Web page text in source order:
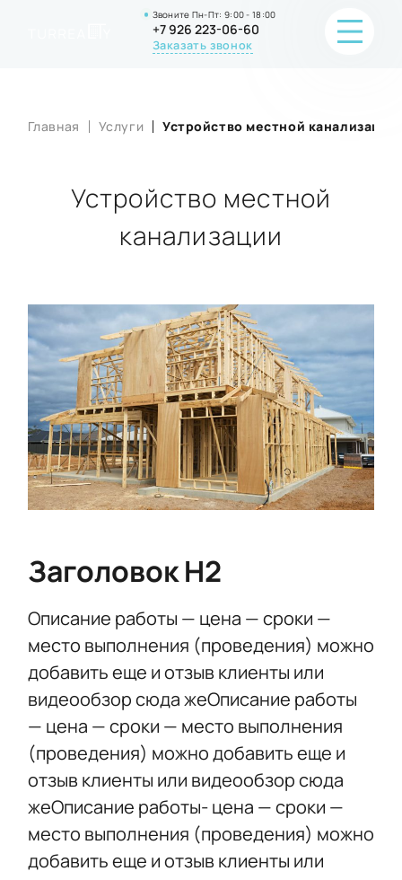
Звоните Пн-Пт: 9:00 - 18:00
+7 926 223-06-60
Заказать звонок
ПОРТФОЛИО
ОНЛАЙН-ПРОДАЖА
КОНТАКТЫ
Главная Услуги Устройство местной канализации
Устройство местной
канализации
Заголовок Н2
Описание работы — цена — сроки —
место выполнения (проведения) можно
добавить еще и отзыв клиенты или
видеообзор сюда жеОписание работы
— цена — сроки — место выполнения
(проведения) можно добавить еще и
отзыв клиенты или видеообзор сюда
жеОписание работы- цена — сроки —
место выполнения (проведения) можно
добавить еще и отзыв клиенты или